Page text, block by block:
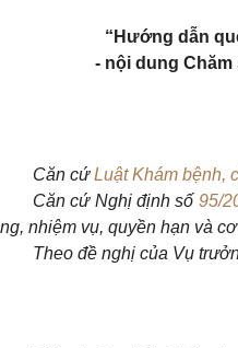
“Hướng dẫn
- nội dung
Căn cứLuật Khám bệnh,
Căn cứ Nghị địnhsố 95/
nhiệm vụ, quyền hạn và
Theo đề nghị của Vụ